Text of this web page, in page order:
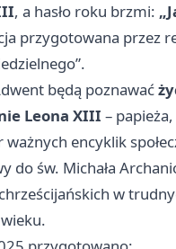
, a hasło roku brzmi:
przygotowana przez
będą poznawać
Leona XIII –
ważnych encyklik
św. Michała
w